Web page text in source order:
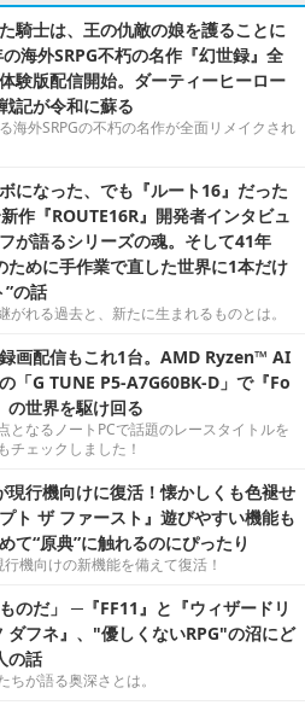
騎士は、王の仇敵の娘を護ることに
海外SRPG不朽の名作『幻世録』全
験版配信開始。ダーティーヒーロー
記が令和に蘇る
海外SRPGの不朽の名作が全面リメイクされ
になった、でも『ルート16』だった
作『ROUTE16R』開発者インタビュ
が語るシリーズの魂。そして41年
ために手作業で直した世界に1本だけ
”の話
がれる過去と、新たに生まれるものとは。
画配信もこれ1台。AMD Ryzen™ AI
「G TUNE P5-A7G60BK-D」で『Fo
世界を駆け回る
となるノートPCで話題のレースタイトルを
チェックしました！
現行機向けに復活！懐かしくも色褪せ
ト ザ ファースト』遊びやすい機能も
て“原典”に触れるのにぴったり
機向けの新機能を備えて復活！
のだ」 ─『FF11』と『ウィザードリ
ダフネ』、"優しくないRPG"の沼にど
の話
ちが語る奥深さとは。